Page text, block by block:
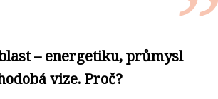
– energetiku, průmysl
vize. Proč?